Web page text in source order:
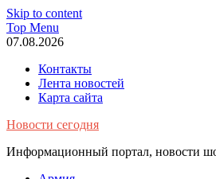
Skip to content
Top Menu
07.08.2026
Контакты
Лента новостей
Карта сайта
Новости сегодня
Информационный портал, новости